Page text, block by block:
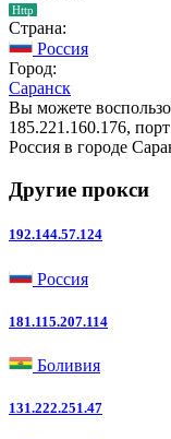
Http
Страна:
Россия
Город:
Саранск
Вы можете
185.221.160.176,
Россия в городе
Другие прокси
192.144.57.124
Россия
181.115.207.114
Боливия
131.222.251.47